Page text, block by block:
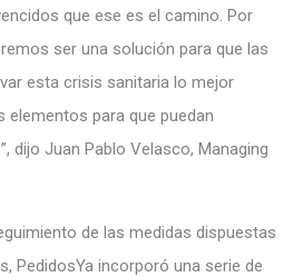
que ese es el camino. Por
ser una solución para que las
esta crisis sanitaria lo mejor
para que puedan
dijo Juan Pablo Velasco, Managing
de las medidas dispuestas
PedidosYa incorporó una serie de